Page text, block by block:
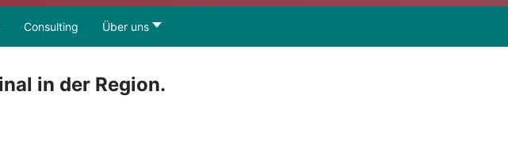
Consulting Über uns
in der Region.